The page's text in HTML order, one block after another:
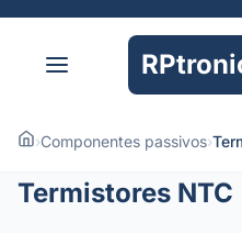
›Componentes passivos›
Termistores NTC